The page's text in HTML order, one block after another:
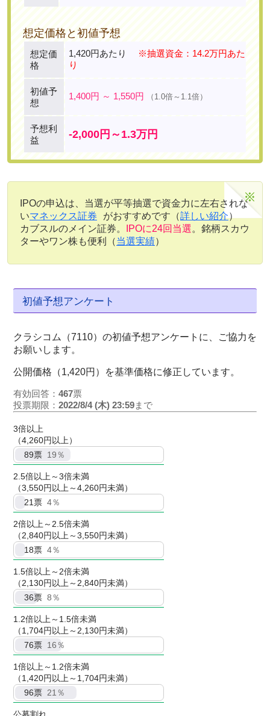
想定価格と初値予想
想定価
格
1,420円あたり
※抽選資金：14.2万円あた
り
初値予
想
1,400円 ～ 1,550円 （1.0倍～1.1倍）
予想利
益
-2,000円～1.3万円
IPOの申込は、当選が平等抽選で資金力に左右されな
いマネックス証券 がおすすめです（詳しい紹介）
カブスルのメイン証券。
IPOに24回当選。銘柄スカウ
ターやワン株も便利（当選実績）
初値予想アンケート
クラシコム（7110）の初値予想アンケートに、ご協力を
お願いします。
公開価格（1,420円）を基準価格に修正しています。
有効回答： 467票
投票期限： 2022/8/4 (木) 23:59まで
3倍以上
（4,260円以上）
89票 19％
2.5倍以上～3倍未満
（3,550円以上～4,260円未満）
21票 4％
2倍以上～2.5倍未満
（2,840円以上～3,550円未満）
18票 4％
1.5倍以上～2倍未満
（2,130円以上～2,840円未満）
36票 8％
1.2倍以上～1.5倍未満
（1,704円以上～2,130円未満）
76票 16％
1倍以上～1.2倍未満
（1,420円以上～1,704円未満）
96票 21％